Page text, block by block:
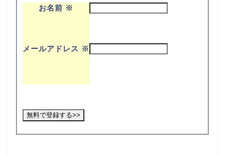
お名前 ※
メールアドレス ※